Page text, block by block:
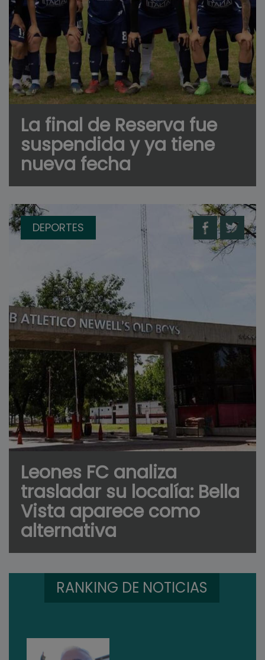
La final de Reserva fue
suspendida y ya tiene
nueva fecha
DEPORTES
Leones FC analiza
trasladar su localía: Bella
Vista aparece como
alternativa
RANKING DE NOTICIAS